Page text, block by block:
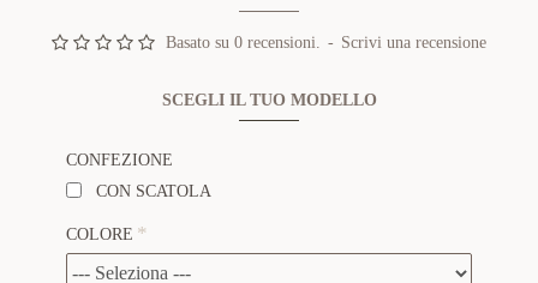
Basato su 0 recensioni. - Scrivi una recensione
SCEGLI IL TUO MODELLO
CONFEZIONE
CON SCATOLA
COLORE